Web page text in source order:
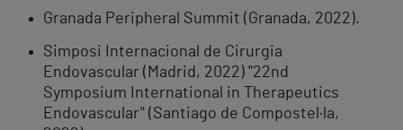
Granada Peripheral Summit (Granada, 2022).
Simposi Internacional de Cirurgia
Endovascular (Madrid, 2022) "22nd
Symposium International in Therapeutics
Endovascular" (Santiago de Compostel·la,